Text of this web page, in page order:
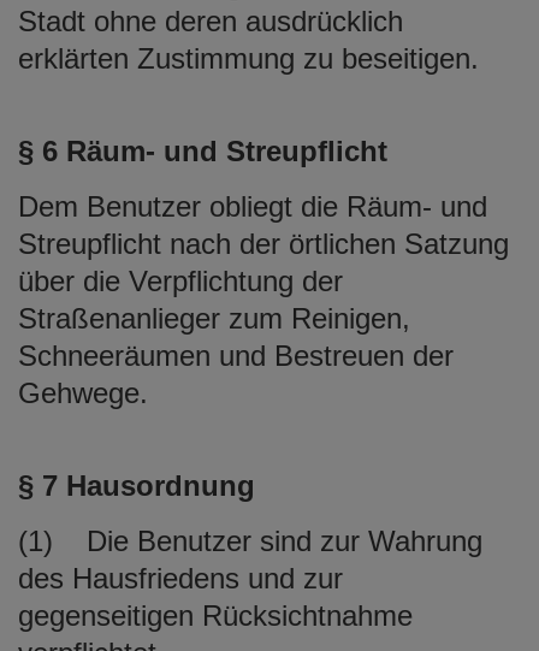
Stadt ohne deren ausdrücklich
erklärten Zustimmung zu beseitigen.
§ 6 Räum- und Streupflicht
Dem Benutzer obliegt die Räum- und
Streupflicht nach der örtlichen Satzung
über die Verpflichtung der
Straßenanlieger zum Reinigen,
Schneeräumen und Bestreuen der
Gehwege.
§ 7 Hausordnung
(1) Die Benutzer sind zur Wahrung
des Hausfriedens und zur
gegenseitigen Rücksichtnahme